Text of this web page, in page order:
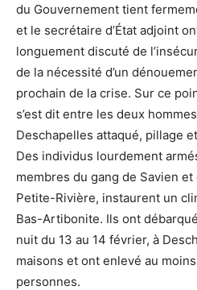
du Gouvernement tient
et le secrétaire d’État adjoint
longuement discuté de
de la nécessité d’un
prochain de la crise. Sur ce
s’est dit entre les deux
Deschapelles attaqué, pillage
Des individus lourdement
membres du gang de Savien et
Petite-Rivière, instaurent un
Bas-Artibonite. Ils ont
nuit du 13 au 14 février, à
maisons et ont enlevé au
personnes.